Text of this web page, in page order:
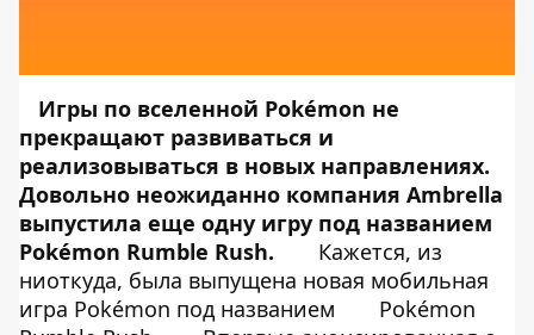
Игры по вселенной Pokémon не
прекращают развиваться и
реализовываться в новых направлениях.
Довольно неожиданно компания Ambrella
выпустила еще одну игру под названием
Pokémon Rumble Rush.
Кажется, из
ниоткуда, была выпущена новая мобильная
игра Pokémon под названием
Pokémon